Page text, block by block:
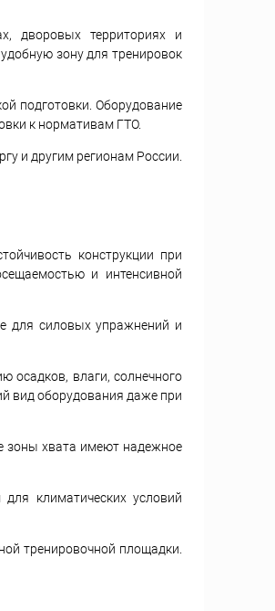
дворовых территориях и
зону для тренировок
подготовки. Оборудование
к нормативам ГТО.
и другим регионам России.
конструкции при
и интенсивной
для силовых упражнений и
осадков, влаги, солнечного
вид оборудования даже при
зоны хвата имеют надежное
климатических условий
тренировочной площадки.